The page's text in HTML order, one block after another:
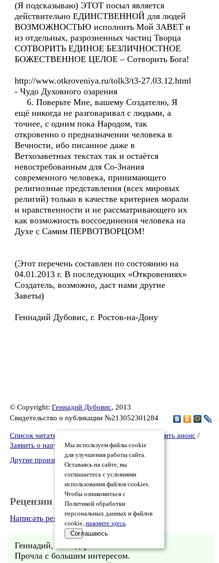
(Я подсказываю) ЭТОТ посыл является
действительно ЕДИНСТВЕННОЙ для людей
ВОЗМОЖНОСТЬЮ исполнить Мой ЗАВЕТ и
из отдельных, разрозненных частиц Творца
СОТВОРИТЬ ЕДИНОЕ БЕЗЛИЧНОСТНОЕ
БОЖЕСТВЕННОЕ ЦЕЛОЕ – Сотворить Бога!
http://www.otkroveniya.ru/tolk3/t3-27.03.12.html
- Чудо Духовного озарения
6. Поверьте Мне, вашему Создателю, Я
ещё никогда не разговаривал с людьми, а
точнее, с одним пока Народом, так
откровенно о предназначении человека в
Вечности, ибо писанное даже в
Ветхозаветных текстах так и остаётся
невостребованным для Со-Знания
современного человека, принимающего
религиозные представления (всех мировых
религий) только в качестве критериев морали
и нравственности и не рассматривающего их
как возможность воссоединения человека на
Духе с Самим ПЕРВОТВОРЦОМ!
(Этот перечень составлен по состоянию на
04.01.2013 г. В последующих «Откровениях»
Создатель, возможно, даст нами другие
Заветы)
Геннадий Дубовис, г. Ростов-на-Дону
© Copyright: Геннадий Дубовис, 2013
Свидетельство о публикации №213052301284
Список читателей Разместить анонс /
Заявить о нарушении
Другие произведения автора Геннадий Дубовис
Рецензии
Написать рецензию
Геннадий, благодарю.
Прочла с большим интересом.
Мы используем файлы cookie
для улучшения работы сайта.
Оставаясь на сайте, вы
соглашаетесь с условиями
использования файлов cookies.
Чтобы ознакомиться с
Политикой обработки
персональных данных и файлов
cookie, нажмите здесь.
Соглашаюсь